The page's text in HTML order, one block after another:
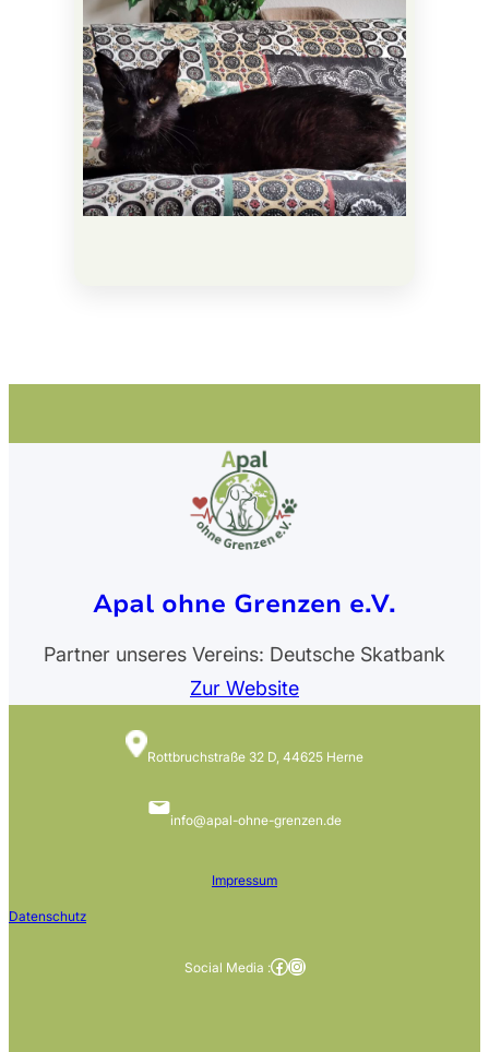
Apal ohne Grenzen e.V.
Partner unseres Vereins: Deutsche Skatbank
Zur Website
Rottbruchstraße 32 D, 44625 Herne
info@apal-ohne-grenzen.de
Impressum
Datenschutz
Social Media :Facebook
Instagram